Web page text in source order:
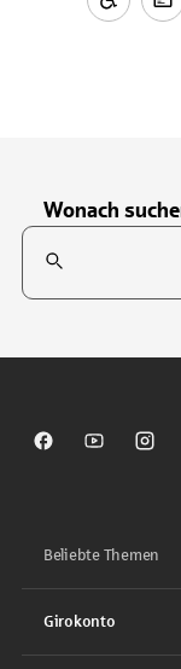
Wonach
Suchfeld
Sparkasse auf
Sparkasse
Beliebte Themen
Girokonto